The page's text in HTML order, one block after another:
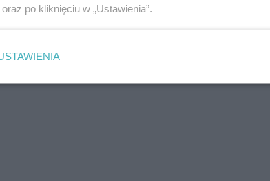
oraz po kliknięciu w „Ustawienia”.